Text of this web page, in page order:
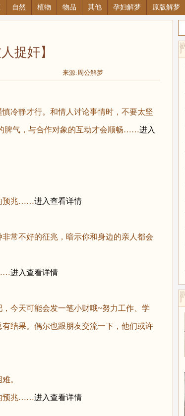
自然 植物 物品 其他 孕妇解梦 原版解梦
捉奸】
来源:周公解梦
静才行。和情人讨论事情时，不要太坚
脾气，与合作对象的互动才会顺畅……进入
预兆……进入查看详情
不好的征兆，暗示你和身边的亲人都会
进入查看详情
天可能会发一笔小财哦~努力工作、学
结果。偶尔也跟朋友交流一下，他们或许
。
预兆……进入查看详情